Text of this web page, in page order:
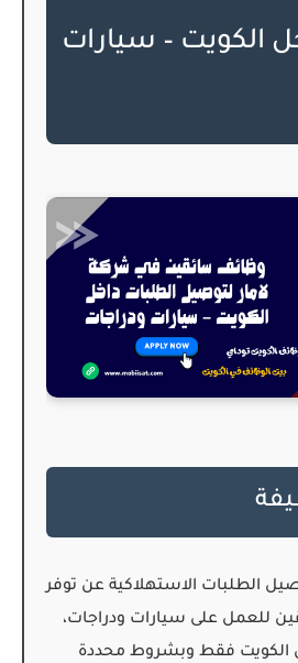
الكويت – سيارات
الطلبات الاستهلاكية عن توفر
للعمل على سيارات ودراجات،
الكويت فقط وبشروط محددة